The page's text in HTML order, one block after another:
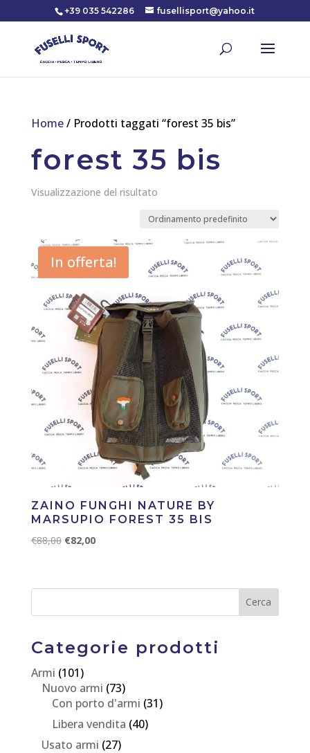
+39 035 542286 fusellisport@yahoo.it
Home/ Prodotti taggati “forest 35 bis”
forest 35 bis
Visualizzazione del risultato
In offerta!
ZAINO FUNGHI NATURE BY
MARSUPIO FOREST 35 BIS
€88,00 Il
era:
€82,00Il
è:
Categorie prodotti
Armi (101)
Nuovo armi (73)
Con porto d'armi (31)
Libera vendita (40)
Usato armi (27)